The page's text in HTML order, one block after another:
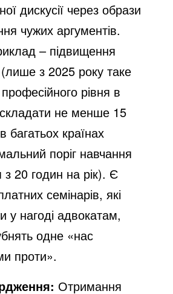
дискусії через образи
чужих аргументів.
– підвищення
(лише з 2025 року таке
рівня в
складати не менше 15
багатьох країнах
поріг навчання
з 20 годин на рік). Є
семінарів, які
у нагоді адвокатам,
одне «нас
проти».
Отримання